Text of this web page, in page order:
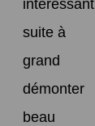
intéressant
suite à
grand
démonter
beau